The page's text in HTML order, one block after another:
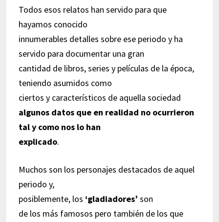
Todos esos relatos han servido para que
hayamos conocido
innumerables detalles sobre ese periodo y ha
servido para documentar una gran
cantidad de libros, series y películas de la época,
teniendo asumidos como
ciertos y característicos de aquella sociedad
algunos datos que en realidad no ocurrieron
tal y como nos lo han
explicado.
Muchos son los personajes destacados de aquel
periodo y,
posiblemente, los ‘gladiadores’ son
de los más famosos pero también de los que